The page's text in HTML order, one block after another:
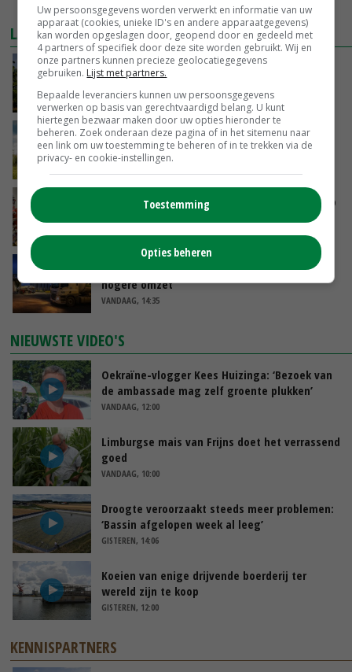
MEER MARKTPRIJZEN
LAATSTE NIEUWS
Kamervragen over onttrekkingsverbod,
minister spreekt van ‘ondernemersrisico’
VANDAAG, 16:27
‘Rendement van Krullvarkens komt van de
overkant’
VANDAAG, 15:30
Oorlogen en El Niño stuwen voedselprijzen op
VANDAAG, 15:04
Nettowinst Royal A-ware onder druk ondanks
hogere omzet
VANDAAG, 14:35
NIEUWSTE VIDEO'S
Oekraïne-vlogger Kees Huizinga: ‘Bezoek van
de ambassade mag zelf groente plukken’
VANDAAG, 12:00
Limburgse mais van Frijns doet het verrassend
goed
VANDAAG, 10:00
Droogte veroorzaakt steeds meer problemen:
‘Bassin afgelopen week al leeg’
GISTEREN, 14:06
Koeien van enige drijvende boerderij ter
wereld zijn te koop
GISTEREN, 12:00
KENNISPARTNERS
Uw persoonsgegevens worden verwerkt en informatie van uw
apparaat (cookies, unieke ID's en andere apparaatgegevens)
kan worden opgeslagen door, geopend door en gedeeld met
4 partners of specifiek door deze site worden gebruikt. Wij en
onze partners kunnen precieze geolocatiegegevens
gebruiken. Lijst met partners.
Bepaalde leveranciers kunnen uw persoonsgegevens
verwerken op basis van gerechtvaardigd belang. U kunt
hiertegen bezwaar maken door uw opties hieronder te
beheren. Zoek onderaan deze pagina of in het sitemenu naar
een link om uw toestemming te beheren of in te trekken via de
privacy- en cookie-instellingen.
Toestemming
Opties beheren